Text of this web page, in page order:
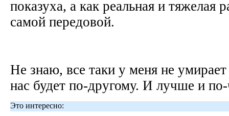
показуха, а как реальная и тяжелая
самой передовой.
Не знаю, все таки у меня не
нас будет по-другому. И лучше и
Это интересно: